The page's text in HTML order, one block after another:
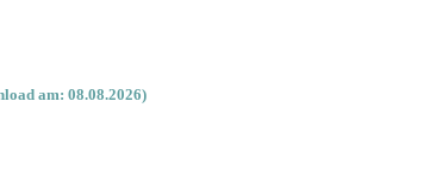
am: 08.08.2026)